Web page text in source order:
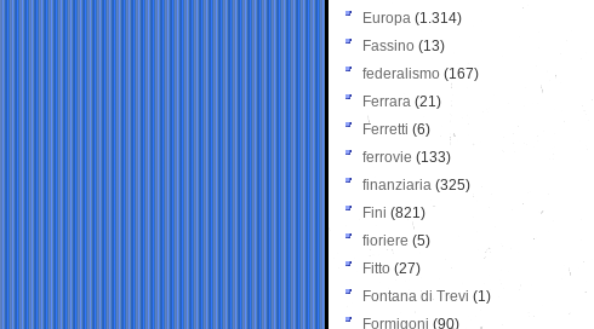
Europa (1.314)
Fassino (13)
federalismo (167)
Ferrara (21)
Ferretti (6)
ferrovie (133)
finanziaria (325)
Fini (821)
fioriere (5)
Fitto (27)
Fontana di Trevi (1)
Formigoni (90)